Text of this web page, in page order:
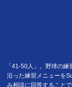
「41-50人」。野球の
沿った練習メニューを
み相談に回答すること